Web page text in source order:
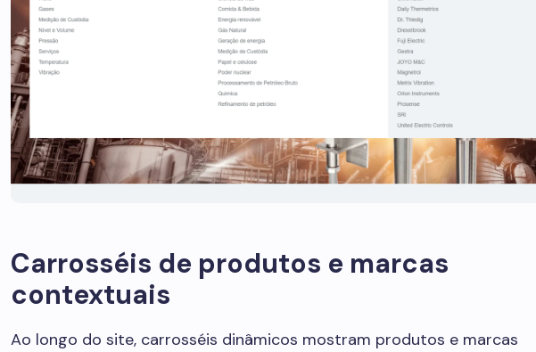
Carrosséis de produtos e marcas
contextuais
Ao longo do site, carrosséis dinâmicos mostram produtos e marcas